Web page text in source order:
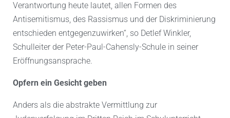
Verantwortung heute lautet, allen Formen des
Antisemitismus, des Rassismus und der Diskriminierung
entschieden entgegenzuwirken“, so Detlef Winkler,
Schulleiter der Peter-Paul-Cahensly-Schule in seiner
Eröffnungsansprache.
Opfern ein Gesicht geben
Anders als die abstrakte Vermittlung zur